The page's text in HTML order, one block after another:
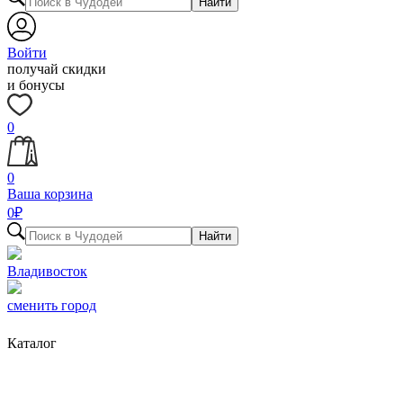
Войти
получай скидки
и бонусы
0
0
Ваша корзина
0₽
Найти
Владивосток
сменить город
Каталог